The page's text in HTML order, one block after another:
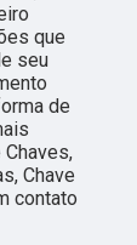
que
seu
de
Chave
contato